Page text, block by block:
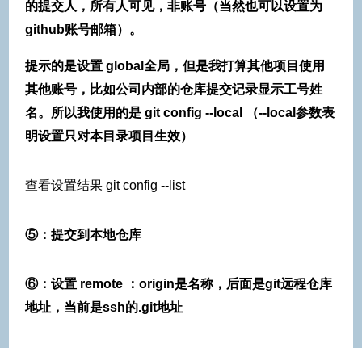
的提交人，所有人可见，非账号（当然也可以设置为
github账号邮箱）。
提示的是设置 global全局，但是我打算其他项目使用
其他账号，比如公司内部的仓库提交记录显示工号姓
名。所以我使用的是 git config --local （--local参数表
明设置只对本目录项目生效）
查看设置结果 git config --list
⑤：提交到本地仓库
⑥：设置 remote ：origin是名称，后面是git远程仓库
地址，当前是ssh的.git地址